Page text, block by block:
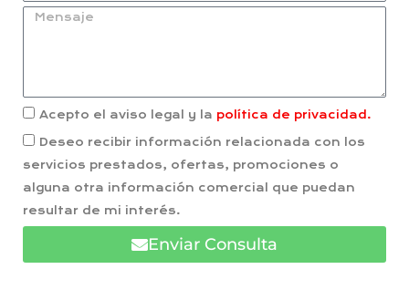
Acepto el aviso legal y la política de privacidad.
Deseo recibir información relacionada con los
servicios prestados, ofertas, promociones o
alguna otra información comercial que puedan
resultar de mi interés.
Enviar Consulta